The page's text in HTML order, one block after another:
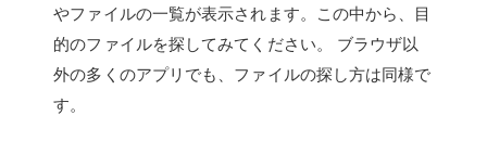
やファイルの一覧が表示されます。この中から、目
的のファイルを探してみてください。 ブラウザ以
外の多くのアプリでも、ファイルの探し方は同様で
す。